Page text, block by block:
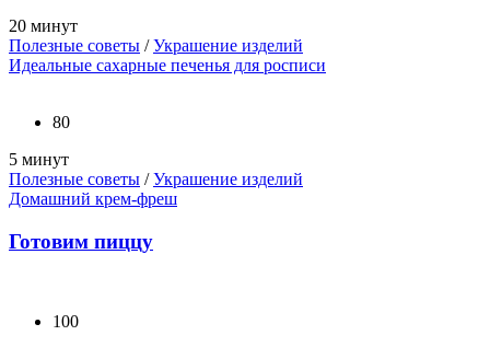
20 минут
Полезные советы /Украшение изделий
Идеальные сахарные печенья для росписи
80
5 минут
Полезные советы /Украшение изделий
Домашний крем-фреш
Готовим пиццу
100